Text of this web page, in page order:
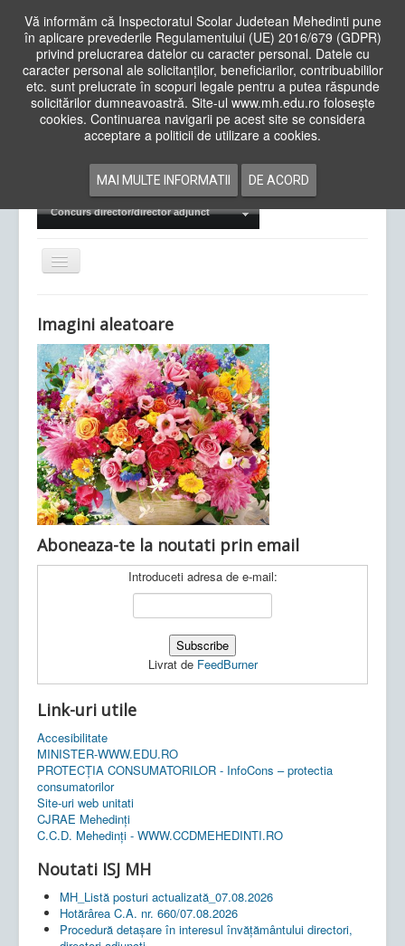
Vă informăm că Inspectoratul Scolar Judetean Mehedinti pune
în aplicare prevederile Regulamentului (UE) 2016/679 (GDPR)
privind prelucrarea datelor cu caracter personal. Datele cu
caracter personal ale solicitanților, beneficiarilor, contribuabililor
etc. sunt prelucrate în scopuri legale pentru a putea răspunde
solicitărilor dumneavoastră. Site-ul www.mh.edu.ro folosește
cookies. Continuarea navigarii pe acest site se considera
acceptare a politicii de utilizare a cookies.
MAI MULTE INFORMATII DE ACORD
Cauta
in
siteAcasa Cadre Didactice
Examene Naționale
Concurs director/director adjunct
Comută
navigarea
Ultimele articole: Vi, 04.11.2022 -Inspectoratul Școlar
Județean Mehedinți
Imagini aleatoare
Aboneaza-te la noutati prin email
Introduceti adresa de e-mail:
Livrat de FeedBurner
Link-uri utile
Accesibilitate
MINISTER-WWW.EDU.RO
PROTECȚIA CONSUMATORILOR - InfoCons – protectia
consumatorilor
Site-uri web unitati
CJRAE Mehedinți
C.C.D. Mehedinţi - WWW.CCDMEHEDINTI.RO
Noutati ISJ MH
MH_Listă posturi actualizată_07.08.2026
Hotărârea C.A. nr. 660/07.08.2026
Procedură detașare în interesul învățământului directori,